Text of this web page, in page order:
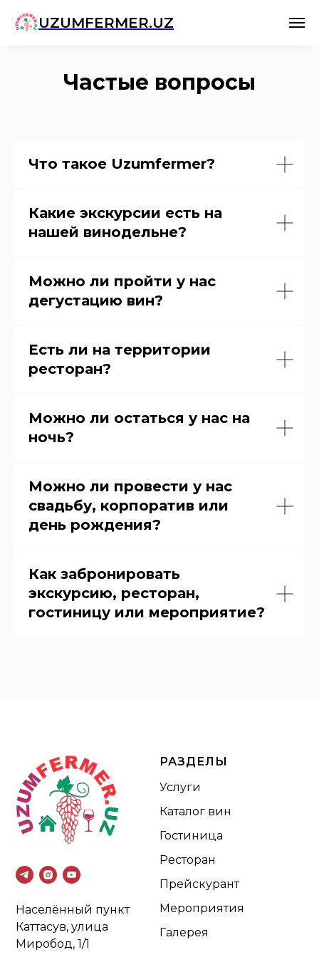
UZUMFERMER.UZ
Частые вопросы
Что такое Uzumfermer?
Какие экскурсии есть на
нашей винодельне?
Можно ли пройти у нас
дегустацию вин?
Есть ли на территории
ресторан?
Можно ли остаться у нас на
ночь?
Можно ли провести у нас
свадьбу, корпоратив или
день рождения?
Как забронировать
экскурсию, ресторан,
гостиницу или мероприятие?
Населённый пункт
Каттасув, улица
Миробод, 1/1
РАЗДЕЛЫ
Услуги
Каталог вин
Гостиница
Ресторан
Прейскурант
Мероприятия
Галерея